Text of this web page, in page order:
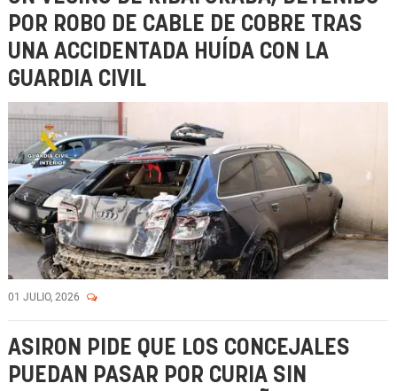
POR ROBO DE CABLE DE COBRE TRAS
UNA ACCIDENTADA HUÍDA CON LA
GUARDIA CIVIL
01 JULIO, 2026
ASIRON PIDE QUE LOS CONCEJALES
PUEDAN PASAR POR CURIA SIN